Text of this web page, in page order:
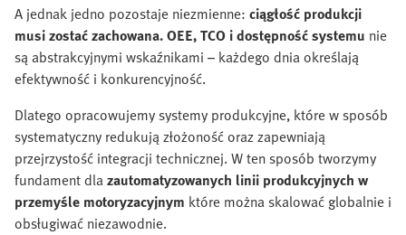
A jednak jedno pozostaje niezmienne: ciągłość produkcji
musi zostać zachowana. OEE, TCO i dostępność systemu nie
są abstrakcyjnymi wskaźnikami – każdego dnia określają
efektywność i konkurencyjność.
Dlatego opracowujemy systemy produkcyjne, które w sposób
systematyczny redukują złożoność oraz zapewniają
przejrzystość integracji technicznej. W ten sposób tworzymy
fundament dlazautomatyzowanych linii produkcyjnych w
przemyśle motoryzacyjnym które można skalować globalnie i
obsługiwać niezawodnie.